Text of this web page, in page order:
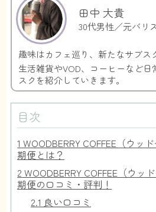
田中 大貴
30代男性／元バリ
趣味はカフェ巡り、新たなサブス
生活雑貨やVOD、コーヒーなど
スクを紹介していきます。
目次
1 WOODBERRY COFFEE（ウッ
期便とは？
2 WOODBERRY COFFEE（ウッ
期便の口コミ・評判！
2.1 良い口コミ